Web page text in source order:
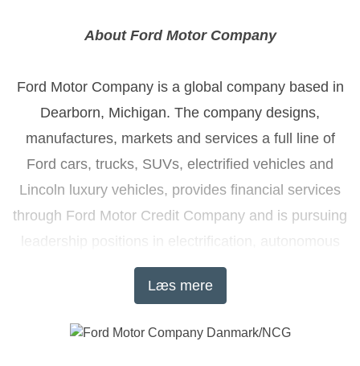
About Ford Motor Company
Ford Motor Company is a global company based in
Dearborn, Michigan. The company designs,
manufactures, markets and services a full line of
Ford cars, trucks, SUVs, electrified vehicles and
Lincoln luxury vehicles, provides financial services
through Ford Motor Credit Company and is pursuing
leadership positions in electrification, autonomous
vehicles and mobility solutions. Ford employs
approximately 201,000 people worldwide. For more
Motor Credit Company, please visit
Læs mere